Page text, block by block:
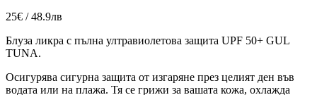
25€ / 48.9лв
Блуза ликра с пълна ултравиолетова защита UPF 50+ GUL
TUNA.
Осигурява сигурна защита от изгаряне през целият ден във
водата или на плажа. Тя се грижи за вашата кожа, охлажда